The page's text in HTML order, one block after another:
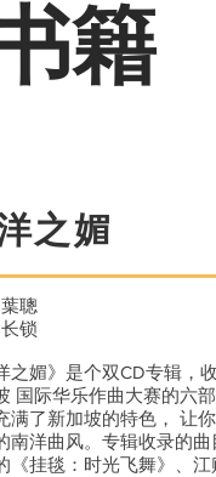
籍
之媚
聰
锁
之媚》是个双CD专辑，
国际华乐作曲大赛的六
满了新加坡的特色， 让
南洋曲风。专辑收录的曲
《挂毯：时光飞舞》、